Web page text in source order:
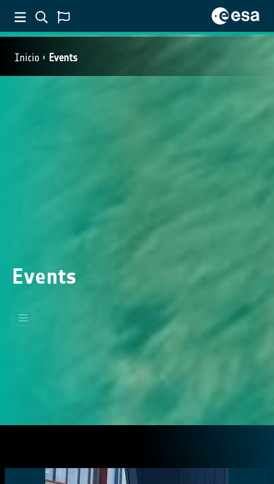
Inicio Events
Events